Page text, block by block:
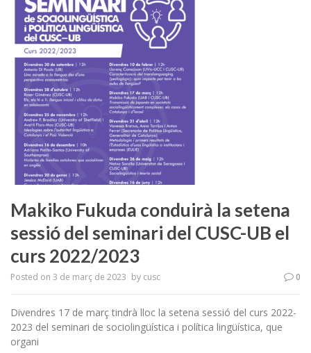
Makiko Fukuda conduirà la setena
sessió del seminari del CUSC-UB el
curs 2022/2023
Posted on 3 de març de 2023 by cusc 0
Divendres 17 de març tindrà lloc la setena sessió del curs 2022-
2023 del seminari de sociolingüística i política lingüística, que
organi